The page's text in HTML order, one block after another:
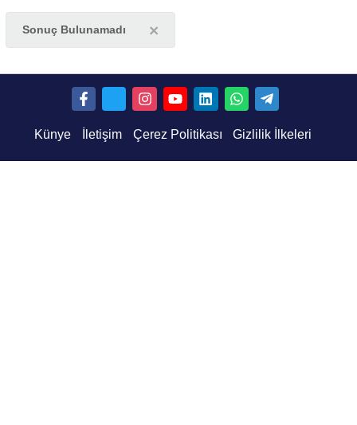
Sonuç Bulunamadı ×
Künye İletişim Çerez Politikası Gizlilik İlkeleri